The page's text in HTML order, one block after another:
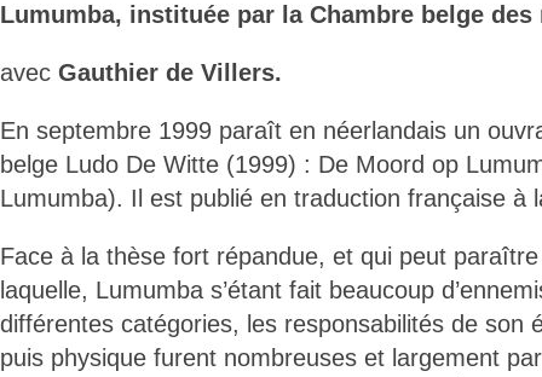
Lumumba, instituée par la Chambre belge des
avec Gauthier de Villers.
En septembre 1999 paraît en néerlandais un
belge Ludo De Witte (1999) : De Moord op
Lumumba). Il est publié en traduction française à
Face à la thèse fort répandue, et qui peut paraître
laquelle, Lumumba s’étant fait beaucoup
différentes catégories, les responsabilités de son
puis physique furent nombreuses et largement